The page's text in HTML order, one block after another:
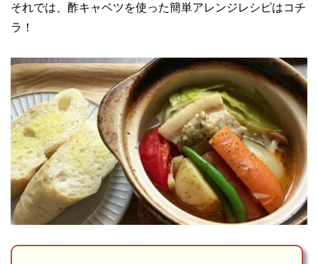
それでは、酢キャベツを使った簡単アレンジレシピはコチ
ラ！